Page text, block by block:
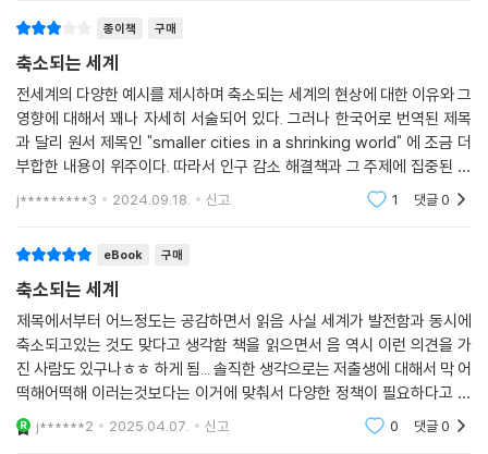
채 중 1채가 빈집〉이 될 수 있다.
--- p.170
중국의 경우 불과 35년 동안 75세 이상 인구는 5,000만 명에서 2억 500
만 명으로 늘어날 것으로 예상된다. 반면 노동력 측면에서뿐 아니라 주택
시장을 활성화하고 대규모 군대같이 국가 권력을 유지하는 데 중요한 역할
을 하는 연령대인 20-29세 인구는 40% 이상 감소해 2억 3,200만 명에
에서 49세로 높아질 것으로 예상된다.
--- p.185
고령 인구를 부양할 때는 같은 수의 아동을 부양할 때보다 훨씬 많은 금액
의 공공 자금이 투입된다. 공식 자료에 의하면 1명의 고령 인구를 부양하는
데 투입되는 비용이 1명의 아동을 부양하는 데 투입되는 비용의 2배가 넘
는 것으로 추정한다.
--- p.187
심각한 위기에 처해 있다.
인구 감소는 〈공간적 불평등〉을 심화시킨다
인구 감소는 기존의 불평등 패턴을 더욱 악화시키고 〈경제적 및 공간적 불
평등〉을 심화시킨다. 특히 인구 감소가 경제 성장률 하락으로 이어지는 건
확실하지만 〈그 짐을 모두가 공평하게 나눠 갖지는 않는다〉. 인구가 줄어든
탓에 재원이 부족해지면서 파이가 줄어들면 가장 큰 우위를 지닌 곳이 자
은 한층 더 두드러진다. 결국 미래에는 편승할 수 있는 성장 또한 줄어들어
〈성장의 부스러기〉를 차지하기 위한 경쟁은 더욱 치열해질 것이다.
또한 빈곤층이 집중된 지역의 인구가 훨씬 빠른 속도로 줄어든다. 미국의
클리블랜드에서는 1970년부터 2019년 사이에 고빈곤 지역의 인구는 7
0% 줄어든 반면 저빈곤 지역의 인구는 3분의 1만 감소했을 뿐이다. 특히
워싱턴 DC와 시애틀은 2000년부터 2020년까지 20% 이상 인구가 증가
했는데, 워싱턴 DC의 경우 학사 이상의 학위를 소지한 주민의 숫자는 2배
종이책 구매
축소되는 세계
전세계의 다양한 예시를 제시하며 축소되는 세계의 현상에 대한 이유와 그
영향에 대해서 꽤나 자세히 서술되어 있다. 그러나 한국어로 번역된 제목
과 달리 원서 제목인 "smaller cities in a shrinking world" 에 조금 더
부합한 내용이 위주이다. 따라서 인구 감소 해결책과 그 주제에 집중된 내
용을 기대한 사람이라면 조금 실망할 수 있다. 오히려 낙후된 도시들에 대
한 내용이 주를
j*********3 2024.09.18. 신고 1 댓글0
eBook 구매
축소되는 세계
제목에서부터 어느정도는 공감하면서 읽음 사실 세계가 발전함과 동시에
축소되고있는 것도 맞다고 생각함 책을 읽으면서 음 역시 이런 의견을 가
진 사람도 있구나ㅎㅎ 하게 됨... 솔직한 생각으로는 저출생에 대해서 막 어
떡해어떡해 이러는것보다는 이거에 맞춰서 다양한 정책이 필요하다고 생
각 j******2 2025.04.07. 신고 0 댓글0